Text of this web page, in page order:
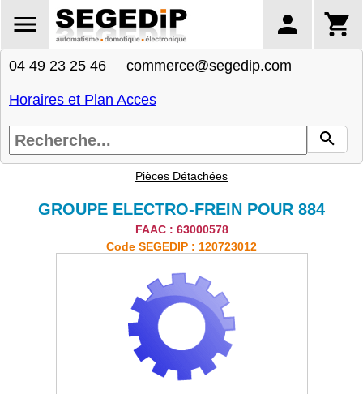
04 49 23 25 46 commerce@segedip.com
Horaires et Plan Acces
Pièces Détachées
GROUPE ELECTRO-FREIN POUR 884
FAAC : 63000578
Code SEGEDIP : 120723012